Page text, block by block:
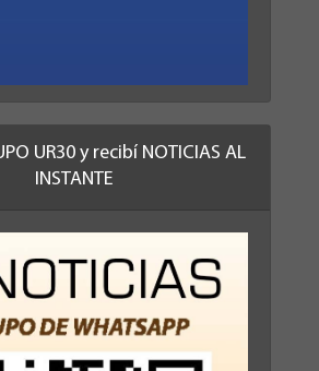
UR30 y recibí NOTICIAS AL
INSTANTE